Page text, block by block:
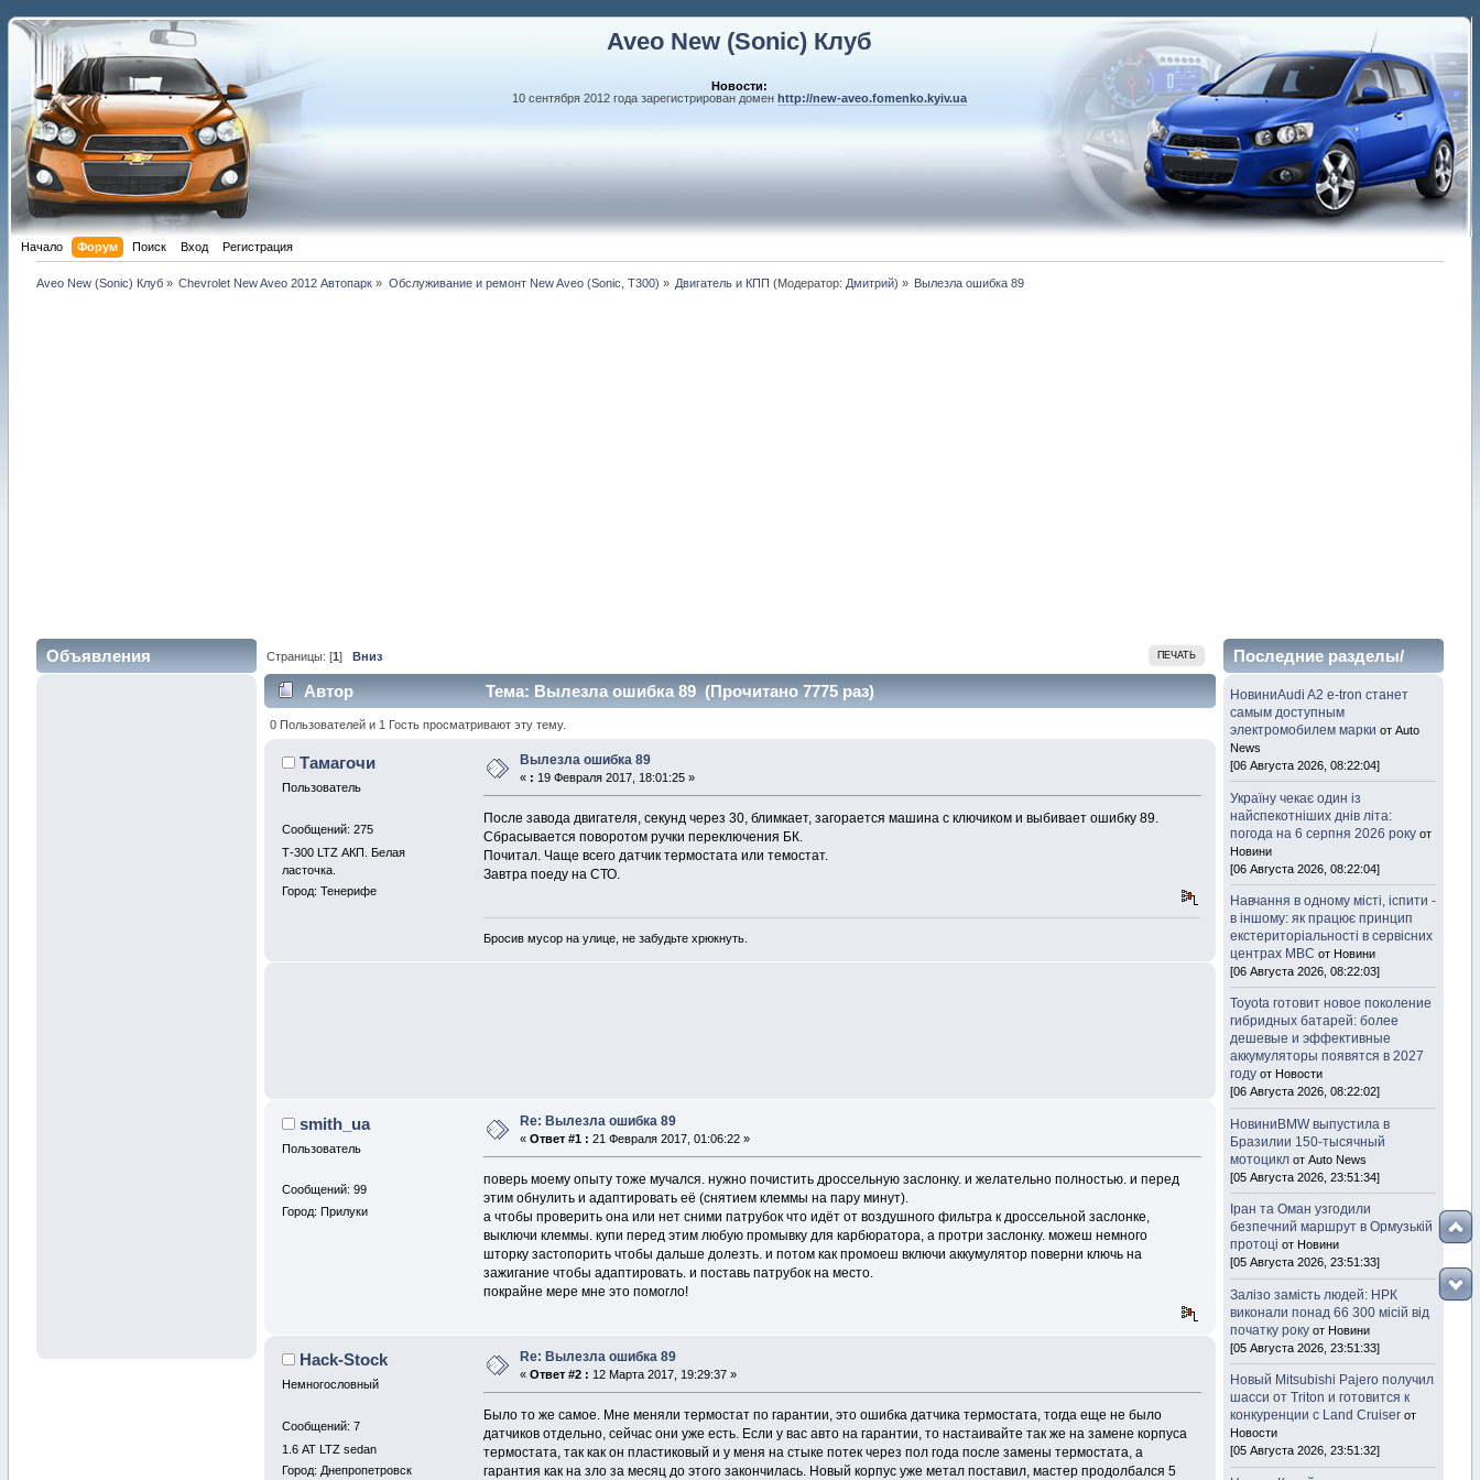
Aveo New (Sonic) Клуб
Новости:
10 сентября 2012 года зарегистрирован доменhttp://new-aveo.fomenko.kyiv.ua
Начало Форум Поиск Вход Регистрация
Aveo New (Sonic) Клуб» Chevrolet New Aveo 2012 Автопарк » Обслуживание и ремонт New Aveo (Sonic, T300) » Двигатель и КПП (Модератор: Дмитрий) » Вылезла ошибка 89
Объявления ПЕЧАТЬ
Страницы: [1] Вниз
Автор Тема: Вылезла ошибка 89 (Прочитано 7775 раз)
0 Пользователей и 1 Гость просматривают эту тему.
Тамагочи
Пользователь
Сообщений: 275
Т-300 LTZ АКП. Белая
ласточка.
Город: Тенерифе
Вылезла ошибка 89
« : 19 Февраля 2017, 18:01:25 »
После завода двигателя, секунд через 30, блимкает, загорается машина с ключиком и выбивает ошибку 89.
Сбрасывается поворотом ручки переключения БК.
Почитал. Чаще всего датчик термостата или темостат.
Завтра поеду на СТО.
Бросив мусор на улице, не забудьте хрюкнуть.
smith_ua
Пользователь
Сообщений: 99
Город: Прилуки
Re: Вылезла ошибка 89
« Ответ #1 : 21 Февраля 2017, 01:06:22 »
поверь моему опыту тоже мучался. нужно почистить дроссельную заслонку. и желательно полностью. и перед
этим обнулить и адаптировать её (снятием клеммы на пару минут).
а чтобы проверить она или нет сними патрубок что идёт от воздушного фильтра к дроссельной заслонке,
выключи клеммы. купи перед этим любую промывку для карбюратора, а протри заслонку. можеш немного
шторку застопорить чтобы дальше долезть. и потом как промоеш включи аккумулятор поверни ключь на
зажигание чтобы адаптировать. и поставь патрубок на место.
покрайне мере мне это помогло!
Hack-Stock
Немногословный
Сообщений: 7
1.6 АТ LTZ sedan
Город: Днепропетровск
Re: Вылезла ошибка 89
« Ответ #2 : 12 Марта 2017, 19:29:37 »
Было то же самое. Мне меняли термостат по гарантии, это ошибка датчика термостата, тогда еще не было
датчиков отдельно, сейчас они уже есть. Если у вас авто на гарантии, то настаивайте так же на замене корпуса
термостата, так как он пластиковый и у меня на стыке потек через пол года после замены термостата, а
гарантия как на зло за месяц до этого закончилась. Новый корпус уже метал поставил, мастер продолбался 5
Последние разделы/
темы
НовиниAudi A2 e-tron станет
самым доступным
электромобилем марки от Auto
News
[06 Августа 2026, 08:22:04]
Україну чекає один із
найспекотніших днів літа:
погода на 6 серпня 2026 року от
Новини
[06 Августа 2026, 08:22:04]
Навчання в одному місті, іспити -
в іншому: як працює принцип
екстериторіальності в сервісних
центрах МВС от Новини
[06 Августа 2026, 08:22:03]
Toyota готовит новое поколение
гибридных батарей: более
дешевые и эффективные
аккумуляторы появятся в 2027
году от Новости
[06 Августа 2026, 08:22:02]
НовиниBMW выпустила в
Бразилии 150-тысячный
мотоцикл от Auto News
[05 Августа 2026, 23:51:34]
Іран та Оман узгодили
безпечний маршрут в Ормузькій
протоці от Новини
[05 Августа 2026, 23:51:33]
Залізо замість людей: НРК
виконали понад 66 300 місій від
початку року от Новини
[05 Августа 2026, 23:51:33]
Новый Mitsubishi Pajero получил
шасси от Triton и готовится к
конкуренции с Land Cruiser от
Новости
[05 Августа 2026, 23:51:32]